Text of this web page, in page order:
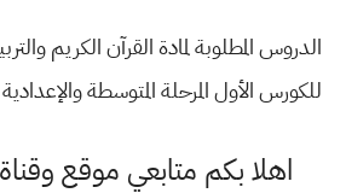
للكورس الأول المرحلة المتوسطة
اهلا بكم متابعي موقع وقناة